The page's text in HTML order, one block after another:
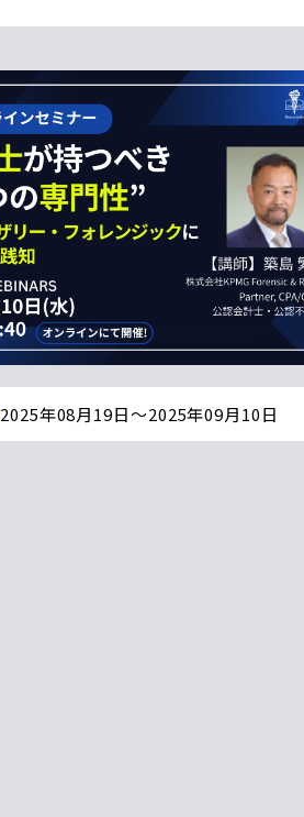
2025年08月19日〜2025年09月10日